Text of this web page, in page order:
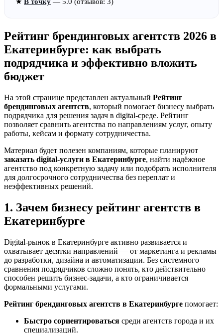
Рейтинг брендинговых агентств 2026 в
Екатеринбурге: как выбрать
подрядчика и эффективно вложить
бюджет
На этой странице представлен актуальный Рейтинг
брендинговых агентств, который помогает бизнесу выбрать
подрядчика для решения задач в digital-среде. Рейтинг
позволяет сравнить агентства по направлениям услуг, опыту
работы, кейсам и формату сотрудничества.
Материал будет полезен компаниям, которые планируют
заказать digital-услуги в Екатеринбурге, найти надёжное
агентство под конкретную задачу или подобрать исполнителя
для долгосрочного сотрудничества без переплат и
неэффективных решений.
1. Зачем бизнесу рейтинг агентств в
Екатеринбурге
Digital-рынок в Екатеринбурге активно развивается и
охватывает десятки направлений — от маркетинга и рекламы
до разработки, дизайна и автоматизации. Без системного
сравнения подрядчиков сложно понять, кто действительно
способен решить бизнес-задачи, а кто ограничивается
формальными услугами.
Рейтинг брендинговых агентств в Екатеринбурге помогает:
Быстро сориентироваться среди агентств города и их
специализаций.